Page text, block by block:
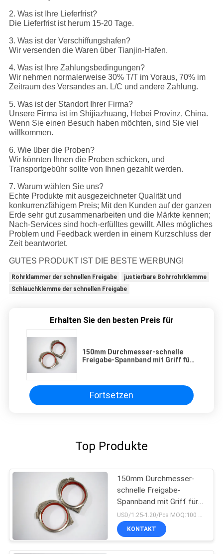
2. Was ist Ihre Lieferfrist?
Die Lieferfrist ist herum 15-20 Tage.
3. Was ist der Verschiffungshafen?
Wir versenden die Waren über Tianjin-Hafen.
4. Was ist Ihre Zahlungsbedingungen?
Wir nehmen normalerweise 30% T/T im Voraus, 70% im
Zeitraum des Versandes an. L/C und andere Zahlung.
5. Was ist der Standort Ihrer Firma?
Unsere Firma ist im Shijiazhuang, Hebei Provinz, China.
Wenn Sie einen Besuch haben möchten, sind Sie viel
willkommen.
6. Wie über die Proben?
Wir könnten Ihnen die Proben schicken, und
Transportgebühr sollte von Ihnen gezahlt werden.
7. Warum wählen Sie uns?
Echte Produkte mit ausgezeichneter Qualität und
konkurrenzfähigem Preis; Mit den Kunden auf der ganzen
Erde sehr gut zusammenarbeiten und die Märkte kennen;
Nach-Services sind hoch-erfülltes gewillt. Alles mögliches
Problem und Feedback werden in einem Kurzschluss der
Zeit beantwortet.
GUTES PRODUKT IST DIE BESTE WERBUNG!
Rohrklammer der schnellen Freigabe
justierbare Bohrrohrklemme
Schlauchklemme der schnellen Freigabe
Erhalten Sie den besten Preis für
150mm Durchmesser-schnelle
Freigabe-Spannband mit Griff für
Fortsetzen
Top Produkte
150mm Durchmesser-
schnelle Freigabe-
Spannband mit Griff für
Connnected-Rohr
USD/1.25-1.20/Pcs MOQ:100 Stück
KONTAKT